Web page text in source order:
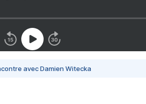
avec Damien Witecka